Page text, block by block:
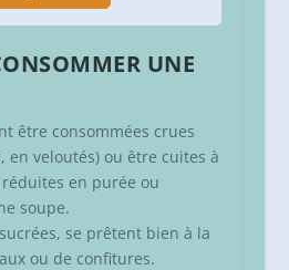
UNE
être consommées crues
en veloutés) ou être cuites à
en purée ou
soupe.
se prêtent bien à la
ou de confitures.